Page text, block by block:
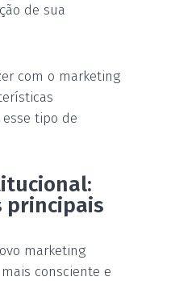
de sua
com o marketing
tipo de
principais
marketing
consciente e